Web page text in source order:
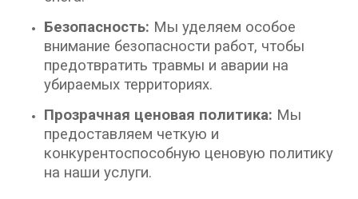
Безопасность: Мы уделяем особое
внимание безопасности работ, чтобы
предотвратить травмы и аварии на
убираемых территориях.
Прозрачная ценовая политика: Мы
предоставляем четкую и
конкурентоспособную ценовую политику
на наши услуги.